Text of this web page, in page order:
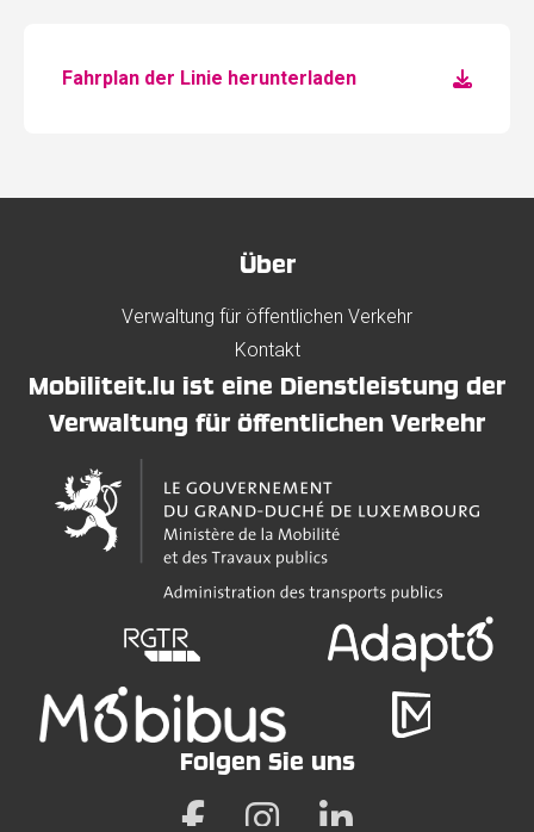
Fahrplan der Linie herunterladen
Über
Verwaltung für öffentlichen Verkehr
Kontakt
Mobiliteit.lu ist eine Dienstleistung der
Verwaltung für öffentlichen Verkehr
Folgen Sie uns